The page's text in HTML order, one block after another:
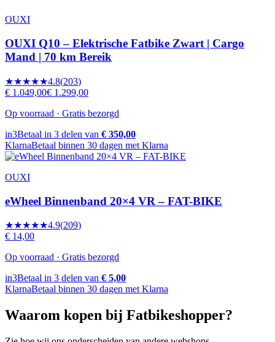
OUXI
OUXI Q10 – Elektrische Fatbike Zwart | Cargo
Mand | 70 km Bereik
★★★★★4.8(203)
€ 1.049,00€ 1.299,00
Op voorraad · Gratis bezorgd
in3Betaal in 3 delen van € 350,00
KlarnaBetaal binnen 30 dagen met Klarna
OUXI
eWheel Binnenband 20×4 VR – FAT-BIKE
★★★★★4.9(209)
€ 14,00
Op voorraad · Gratis bezorgd
in3Betaal in 3 delen van € 5,00
KlarnaBetaal binnen 30 dagen met Klarna
Waarom kopen bij Fatbikeshopper?